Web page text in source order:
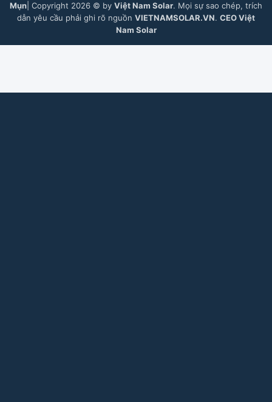
Mụn | Copyright 2026 © by Việt Nam Solar. Mọi sự sao chép, trích
dẫn yêu cầu phải ghi rõ nguồn VIETNAMSOLAR.VN. CEO Việt
Nam Solar